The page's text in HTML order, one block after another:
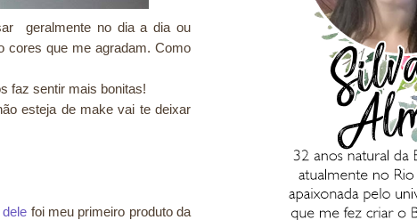
geralmente no dia a dia ou
cores que me agradam. Como
faz sentir mais bonitas!
esteja de make vai te deixar
foi meu primeiro produto da